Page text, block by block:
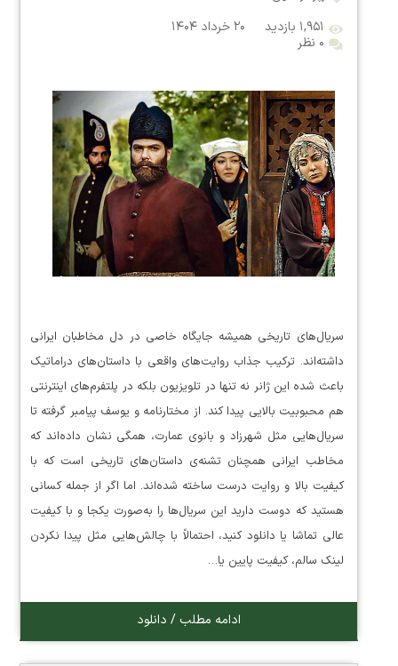
۱,۹۵۱ بازدید
۲۰ خرداد ۱۴۰۴
۰ نظر
سریال‌های تاریخی همیشه جایگاه خاصی در دل مخاطبان ایرانی
داشته‌اند. ترکیب جذاب روایت‌های واقعی با داستان‌های دراماتیک
باعث شده این ژانر نه تنها در تلویزیون بلکه در پلتفرم‌های اینترنتی
هم محبوبیت بالایی پیدا کند. از مختارنامه و یوسف پیامبر گرفته تا
سریال‌هایی مثل شهرزاد و بانوی عمارت، همگی نشان داده‌اند که
مخاطب ایرانی همچنان تشنه‌ی داستان‌های تاریخی است که با
کیفیت بالا و روایت درست ساخته شده‌اند. اما اگر از جمله کسانی
هستید که دوست دارید این سریال‌ها را به‌صورت یکجا و با کیفیت
عالی تماشا یا دانلود کنید، احتمالاً با چالش‌هایی مثل پیدا نکردن
لینک سالم، کیفیت پایین یا…
ادامه مطلب / دانلود